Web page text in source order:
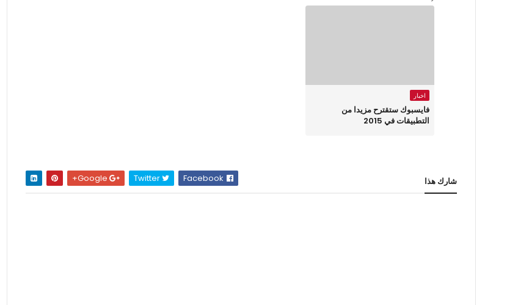
اخبار
فايسبوك ستقترح مزيدا من
التطبيقات في 2015
شارك هذا Twitter